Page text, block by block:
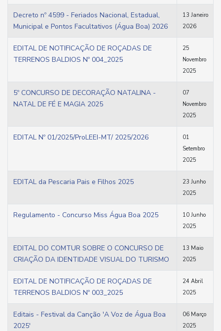
Decreto nº 4599 - Feriados Nacional, Estadual,
Municipal e Pontos Facultativos (Água Boa) 2026
13 Janeiro
2026
EDITAL DE NOTIFICAÇÃO DE ROÇADAS DE
TERRENOS BALDIOS Nº 004_2025
25
Novembro
2025
5º CONCURSO DE DECORAÇÃO NATALINA -
NATAL DE FÉ E MAGIA 2025
07
Novembro
2025
EDITAL Nº 01/2025/ProLEEI-MT/ 2025/2026
01
Setembro
2025
EDITAL da Pescaria Pais e Filhos 2025
23 Junho
2025
Regulamento - Concurso Miss Água Boa 2025
10 Junho
2025
EDITAL DO COMTUR SOBRE O CONCURSO DE
CRIAÇÃO DA IDENTIDADE VISUAL DO TURISMO
13 Maio
2025
EDITAL DE NOTIFICAÇÃO DE ROÇADAS DE
TERRENOS BALDIOS Nº 003_2025
24 Abril
2025
Editais - Festival da Canção 'A Voz de Água Boa
2025'
06 Março
2025